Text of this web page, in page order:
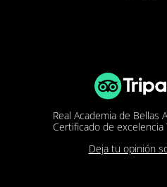
Real Academia de Bellas
Certificado de excelencia
Deja tu opinión